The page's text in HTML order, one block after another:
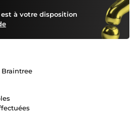
à votre disposition
Braintree